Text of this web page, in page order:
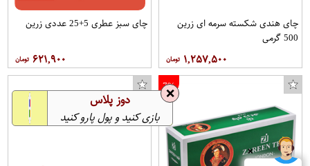
چای هندی شکسته سرمه ای زرین
500 گرمی
۱,۲۵۷,۵۰۰
چای سبز عطری 5+25 عددی زرین
۶۲۱,۹۰۰
7%
❌
❌ دوز پلاس
بازی کنید و پول پارو کنید